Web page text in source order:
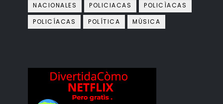
NACIONALES
POLICIACAS
POLICÌACAS
POLICÍACAS
POLÍTICA MÙSICA